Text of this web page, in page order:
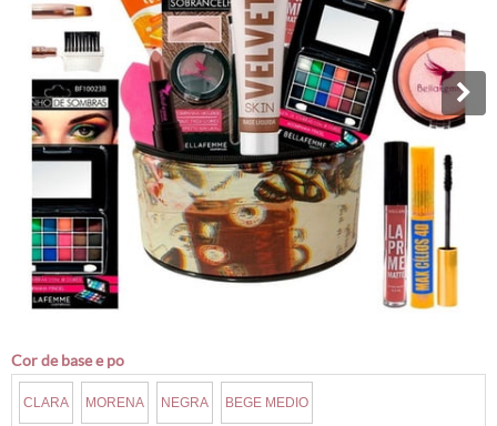
cor de base e po
CLARA MORENA NEGRA BEGE MEDIO